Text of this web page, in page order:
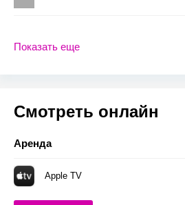
Показать еще
Смотреть онлайн
Аренда
Apple TV